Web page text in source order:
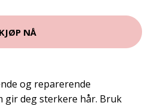
KJØP NÅ
og reparerende
gir deg sterkere hår. Bruk